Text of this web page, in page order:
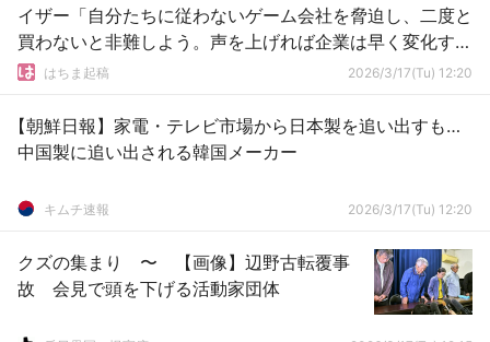
イザー「自分たちに従わないゲーム会社を脅迫し、二度と
買わないと非難しよう。声を上げれば企業は早く変化す
る」はちま起稿 2026/3/17(Tu) 12:20
【朝鮮日報】家電・テレビ市場から日本製を追い出すも…
中国製に追い出される韓国メーカー
キムチ速報 2026/3/17(Tu) 12:20
クズの集まり 〜 【画像】辺野古転覆事
故 会見で頭を下げる活動家団体